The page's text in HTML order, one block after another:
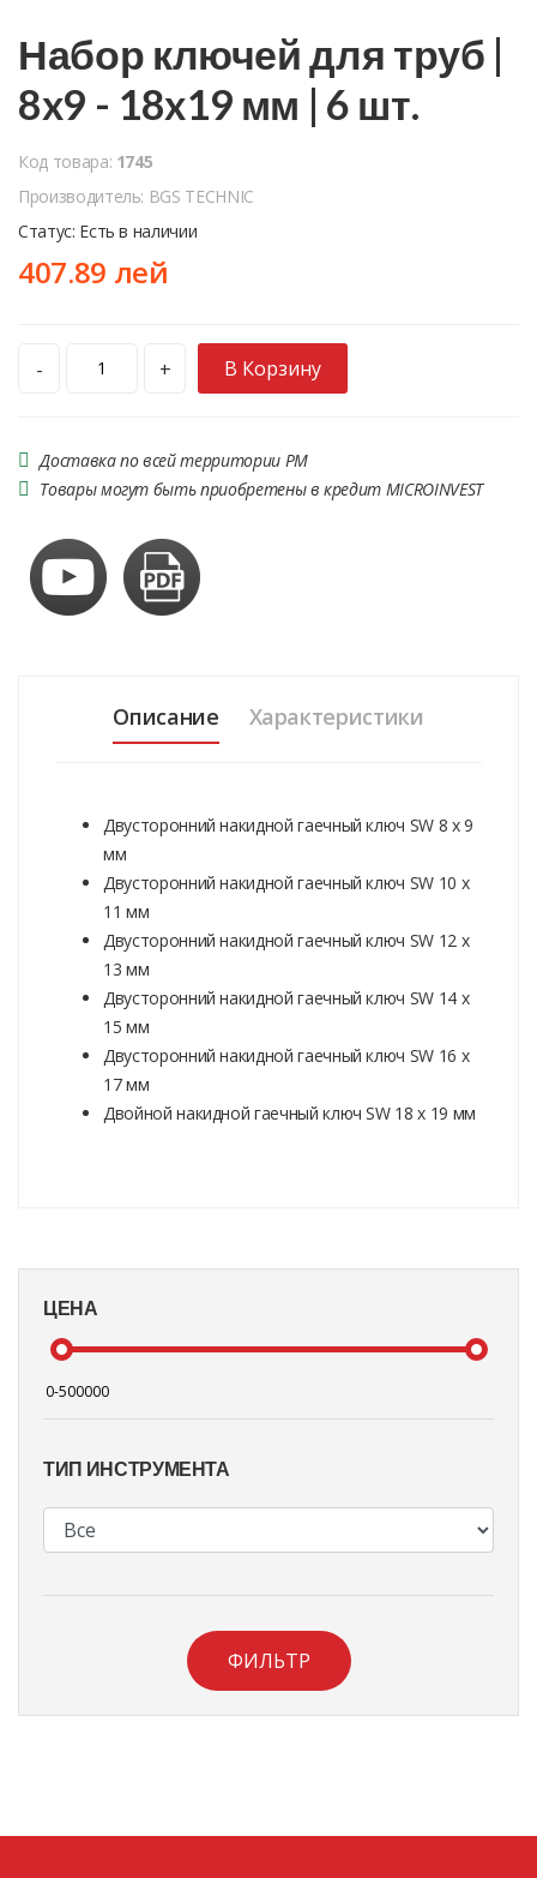
ЦЕНА
ТИП ИНСТРУМЕНТА
ФИЛЬТР
Набор ключей для труб |
8x9 - 18x19 мм | 6 шт.
Код товара: 1745
Производитель: BGS TECHNIC
Статус: Есть в наличии
407.89 лей
- + В Корзину
Доставка по всей территории РМ
Товары могут быть приобретены в кредит MICROINVEST
Описание Характеристики
Двусторонний накидной гаечный ключ SW 8 x 9
мм
Двусторонний накидной гаечный ключ SW 10 x
11 мм
Двусторонний накидной гаечный ключ SW 12 x
13 мм
Двусторонний накидной гаечный ключ SW 14 x
15 мм
Двусторонний накидной гаечный ключ SW 16 x
17 мм
Двойной накидной гаечный ключ SW 18 x 19 мм